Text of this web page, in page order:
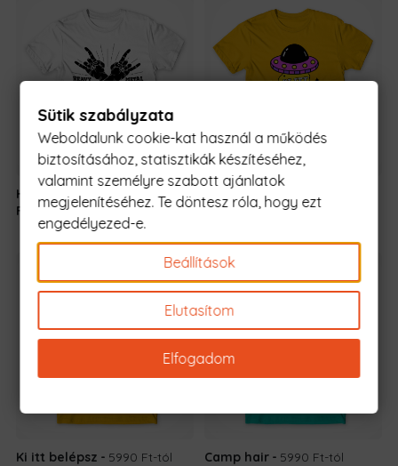
Heavy Metal Rock
Festival
5990 Ft-
tól
Ki itt belépsz
Ki itt belépsz 5990 Ft-tól Camp hair 5990 Ft-tól
Sütik szabályzata
Weboldalunk cookie-kat használ a működés
biztosításához, statisztikák készítéséhez,
valamint személyre szabott ajánlatok
megjelenítéséhez. Te döntesz róla, hogy ezt
engedélyezed-e.
Beállítások
Elutasítom
Elfogadom